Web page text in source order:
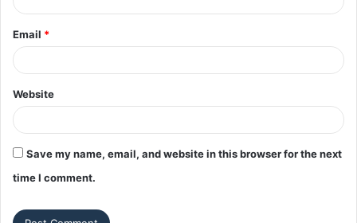
Email *
Website
Save my name, email, and website in this browser for the next
time I comment.